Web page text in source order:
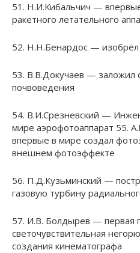
51. Н.И.Кибальчич —
ракетного летательного
52. Н.Н.Бенардос — изобрёл
53. В.В.Докучаев — заложил
почвоведения
54. В.И.Срезневский —
мире аэрофотоаппарат 55.
впервые в мире создал
внешнем фотоэффекте
56. П.Д.Кузьминский —
газовую турбину
57. И.В. Болдырев — первая
светочувствительная
создания кинематографа